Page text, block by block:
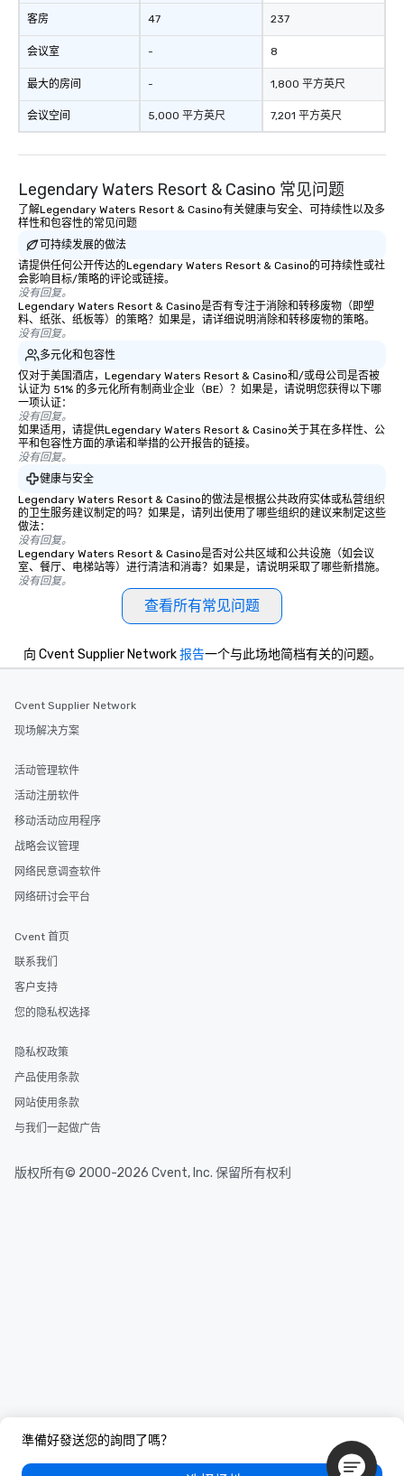
客房
会议室
最大的房间
会议空间
47
-
-
5,000 平方英尺
237
8
1,800 平方英尺
7,201 平方英尺
Legendary Waters Resort & Casino 常见问题
了解Legendary Waters Resort & Casino有关健康与安全、可持续性以及多
样性和包容性的常见问题
可持续发展的做法
请提供任何公开传达的Legendary Waters Resort & Casino的可持续性或社
会影响目标/策略的评论或链接。
没有回复。
Legendary Waters Resort & Casino是否有专注于消除和转移废物（即塑
料、纸张、纸板等）的策略？如果是，请详细说明消除和转移废物的策略。
没有回复。
多元化和包容性
仅对于美国酒店，Legendary Waters Resort & Casino和/或母公司是否被
认证为 51% 的多元化所有制商业企业（BE）？如果是，请说明您获得以下哪
一项认证：
没有回复。
如果适用，请提供Legendary Waters Resort & Casino关于其在多样性、公
平和包容性方面的承诺和举措的公开报告的链接。
没有回复。
健康与安全
Legendary Waters Resort & Casino的做法是根据公共政府实体或私营组织
的卫生服务建议制定的吗？如果是，请列出使用了哪些组织的建议来制定这些
做法：
没有回复。
Legendary Waters Resort & Casino是否对公共区域和公共设施（如会议
室、餐厅、电梯站等）进行清洁和消毒？如果是，请说明采取了哪些新措施。
没有回复。
查看所有常见问题
準備好發送您的詢問了嗎？
向 Cvent Supplier Network报告一个与此场地简档有关的问题。
Cvent Supplier Network
现场解决方案
活动管理软件
活动注册软件
移动活动应用程序
战略会议管理
网络民意调查软件
网络研讨会平台
Cvent 首页
联系我们
客户支持
您的隐私权选择
隐私权政策
产品使用条款
网站使用条款
与我们一起做广告
版权所有© 2000-2026 Cvent, Inc. 保留所有权利